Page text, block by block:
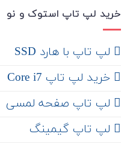
خرید لپ تاپ استوک و نو
لپ تاپ با هارد SSD
خرید لپ تاپ Core i7
لپ تاپ صفحه لمسی
لپ تاپ گیمینگ